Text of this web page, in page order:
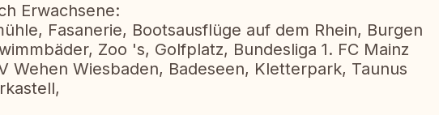
Erwachsene:
Fasanerie, Bootsausflüge auf dem Rhein, Burgen
Zoo 's, Golfplatz, Bundesliga 1. FC Mainz
Wehen Wiesbaden, Badeseen, Kletterpark, Taunus